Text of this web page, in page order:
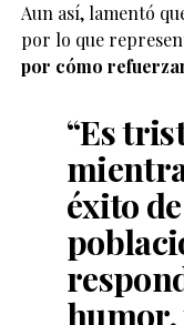
Aun así, lamentó
por lo que
por cómo
“Es
éxito